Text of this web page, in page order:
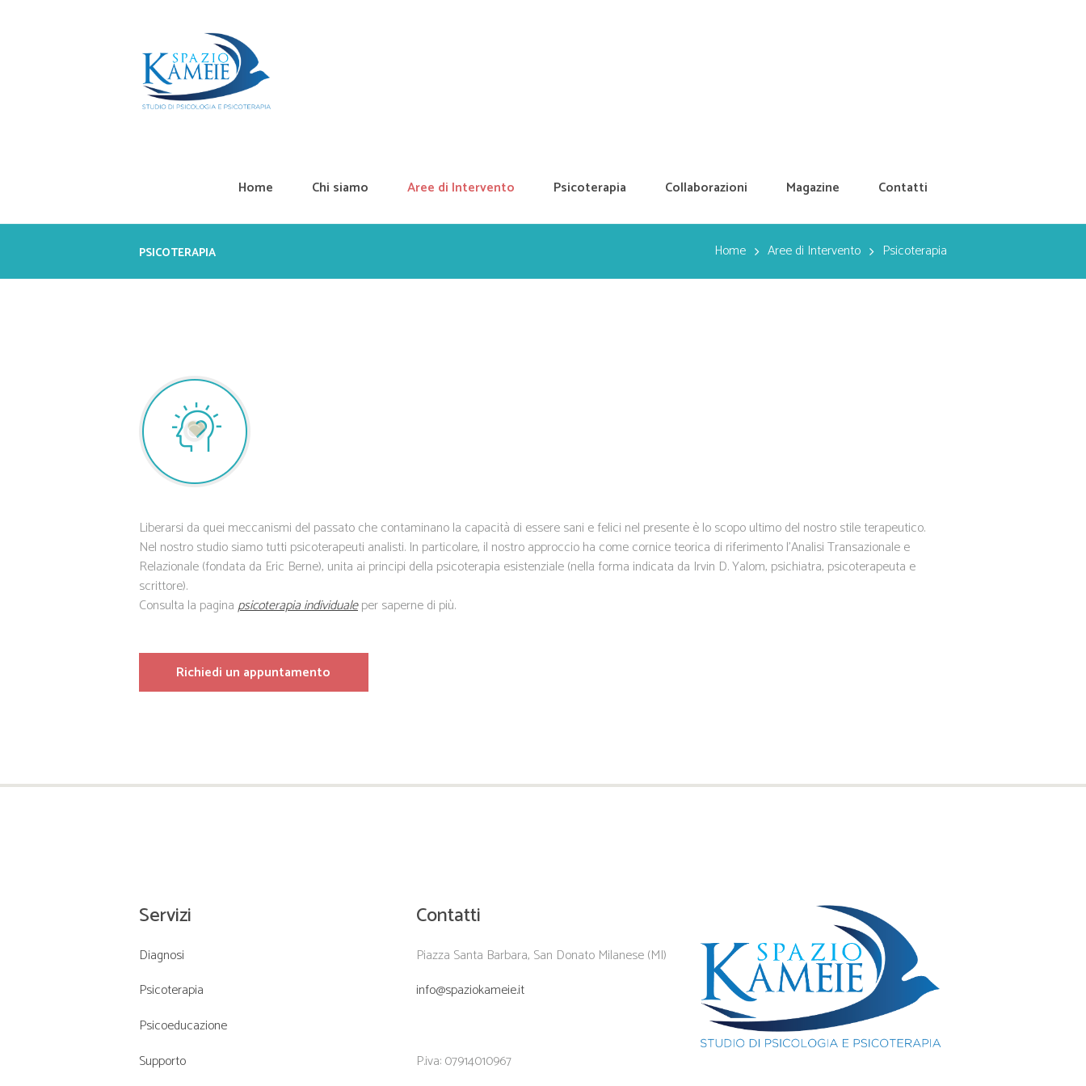
Home Chi siamo Aree di Intervento Psicoterapia Collaborazioni Magazine Contatti
PSICOTERAPIA Home Aree di Intervento Psicoterapia
Liberarsi da quei meccanismi del passato che contaminano la capacità di essere sani e felici nel presente è lo scopo ultimo del nostro stile terapeutico.
Nel nostro studio siamo tutti psicoterapeuti analisti. In particolare, il nostro approccio ha come cornice teorica di riferimento l’Analisi Transazionale e
Relazionale (fondata da Eric Berne), unita ai principi della psicoterapia esistenziale (nella forma indicata da Irvin D. Yalom, psichiatra, psicoterapeuta e
scrittore).
Consulta la paginapsicoterapia individualeper saperne di più.
Richiedi un appuntamento
Servizi
Diagnosi
Psicoterapia
Psicoeducazione
Supporto
Contatti
Piazza Santa Barbara, San Donato Milanese (MI)
info@spaziokameie.it
P.iva: 07914010967